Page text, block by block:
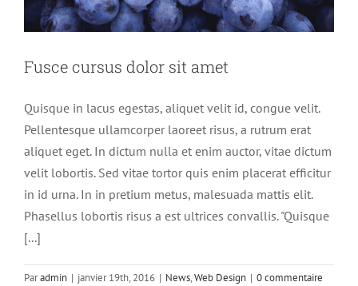
Fusce cursus dolor sit amet
Quisque in lacus egestas, aliquet velit id, congue velit.
Pellentesque ullamcorper laoreet risus, a rutrum erat
aliquet eget. In dictum nulla et enim auctor, vitae dictum
velit lobortis. Sed vitae tortor quis enim placerat efficitur
in id urna. In in pretium metus, malesuada mattis elit.
Phasellus lobortis risus a est ultrices convallis. "Quisque
[...]
Paradmin | janvier 19th, 2016 | News,Web Design | 0 commentaire